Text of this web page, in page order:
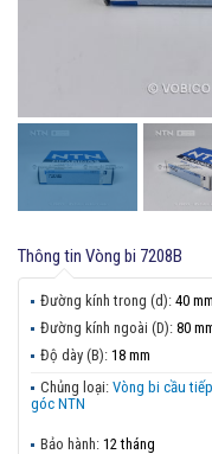
Thông tin Vòng bi 7208B
Đường kính trong (d): 40 mm
Đường kính ngoài (D): 80
Độ dày (B): 18 mm
Chủng loại: Vòng bi cầu
góc NTN
Bảo hành: 12 tháng